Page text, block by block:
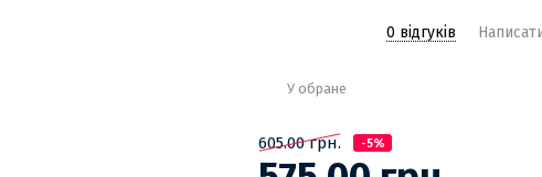
0 відгуків
У обране
605.00 грн. -5%